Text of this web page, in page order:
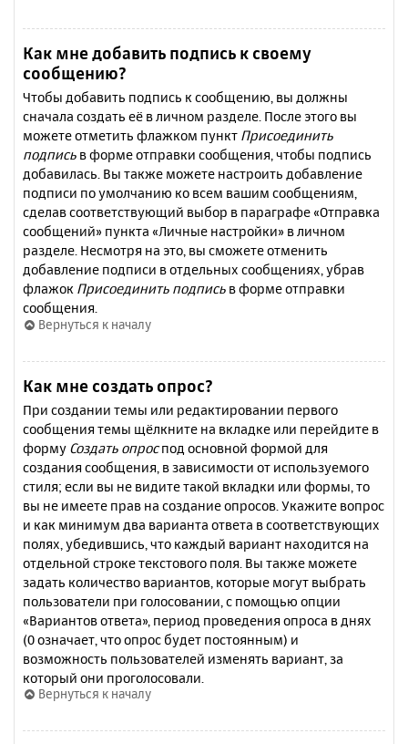
Как мне добавить подпись к своему
сообщению?
Чтобы добавить подпись к сообщению, вы должны
сначала создать её в личном разделе. После этого вы
можете отметить флажком пункт Присоединить
подпись в форме отправки сообщения, чтобы подпись
добавилась. Вы также можете настроить добавление
подписи по умолчанию ко всем вашим сообщениям,
сделав соответствующий выбор в параграфе «Отправка
сообщений» пункта «Личные настройки» в личном
разделе. Несмотря на это, вы сможете отменить
добавление подписи в отдельных сообщениях, убрав
флажок Присоединить подпись в форме отправки
сообщения.
Вернуться к началу
Как мне создать опрос?
При создании темы или редактировании первого
сообщения темы щёлкните на вкладке или перейдите в
форму Создать опроспод основной формой для
создания сообщения, в зависимости от используемого
стиля; если вы не видите такой вкладки или формы, то
вы не имеете прав на создание опросов. Укажите вопрос
и как минимум два варианта ответа в соответствующих
полях, убедившись, что каждый вариант находится на
отдельной строке текстового поля. Вы также можете
задать количество вариантов, которые могут выбрать
пользователи при голосовании, с помощью опции
«Вариантов ответа», период проведения опроса в днях
(0 означает, что опрос будет постоянным) и
возможность пользователей изменять вариант, за
который они проголосовали.
Вернуться к началу